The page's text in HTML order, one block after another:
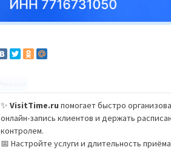
✨ VisitTime.ru помогает быстро
онлайн-запись клиентов и держать
контролем.
📅 Настройте услуги и длительность